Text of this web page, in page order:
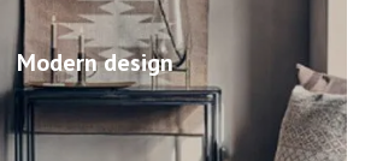
Modern design